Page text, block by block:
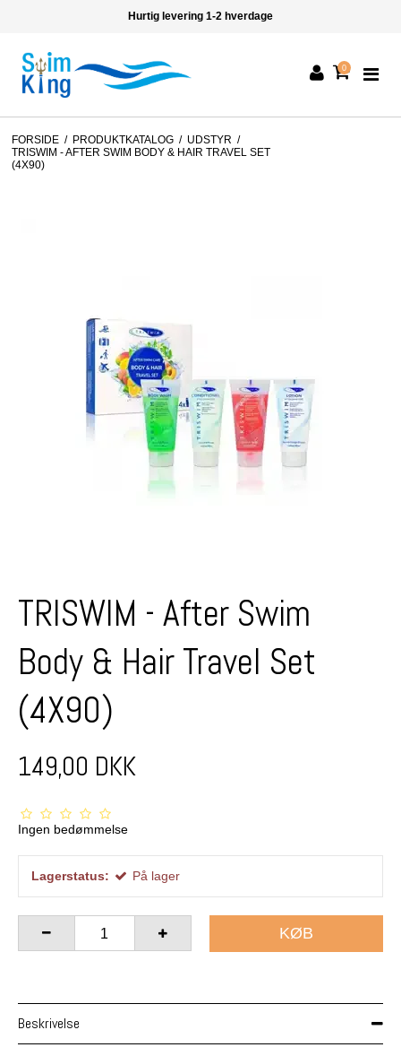
Hurtig levering 1-2 hverdage
0
FORSIDE / PRODUKTKATALOG / UDSTYR /
TRISWIM - AFTER SWIM BODY & HAIR TRAVEL SET
(4X90)
TRISWIM - After Swim
Body & Hair Travel Set
(4X90)
149,00 DKK
Ingen bedømmelse
Lagerstatus: På lager
KØB
Beskrivelse